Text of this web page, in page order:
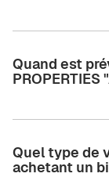
Quand est
Quel type de
achetant un